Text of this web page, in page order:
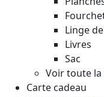
Linge
Livres
Sac
Voir toute
Carte cadeau